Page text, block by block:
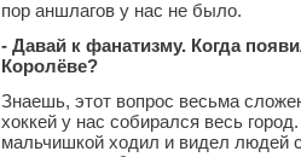
пор аншлагов у нас не было.
- Давай к фанатизму. Когда
Королёве?
Знаешь, этот вопрос весьма
хоккей у нас собирался весь
мальчишкой ходил и видел людей